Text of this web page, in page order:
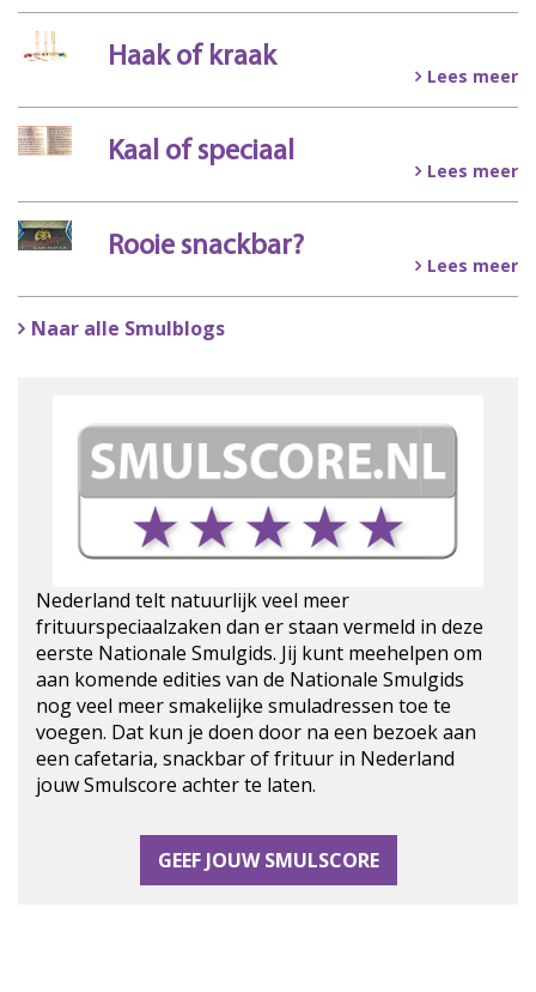
Haak of kraak
Lees meer
Kaal of speciaal
Lees meer
Rooie snackbar?
Lees meer
Naar alle Smulblogs
Nederland telt natuurlijk veel meer
frituurspeciaalzaken dan er staan vermeld in deze
eerste Nationale Smulgids. Jij kunt meehelpen om
aan komende edities van de Nationale Smulgids
nog veel meer smakelijke smuladressen toe te
voegen. Dat kun je doen door na een bezoek aan
een cafetaria, snackbar of frituur in Nederland
jouw Smulscore achter te laten.
GEEF JOUW SMULSCORE